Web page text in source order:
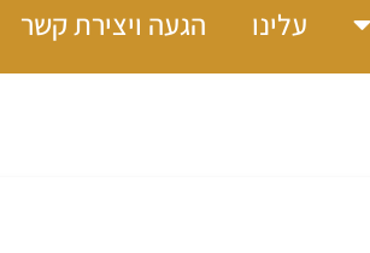
עלינו הגעה ויצירת קשר